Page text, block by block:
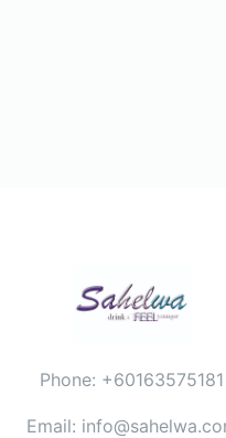
Phone: +60163575181
Email: